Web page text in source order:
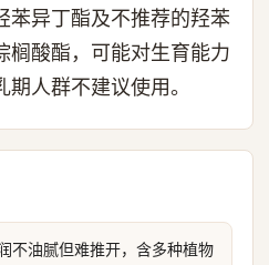
苯异丁酯及不推荐的羟苯
榈酸酯，可能对生育能力
人群不建议使用。
不油腻但难推开，含多种植物